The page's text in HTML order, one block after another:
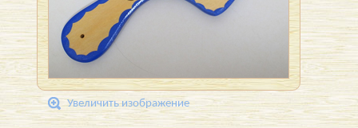
Увеличить изображение